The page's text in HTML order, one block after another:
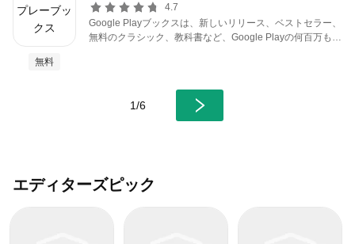
無料
4.7
Google Playブックスは、新しいリリース、ベストセラー、
無料のクラシック、教科書など、Google Playの何百万もの
1/6
エディターズピック